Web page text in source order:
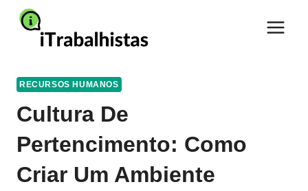
Pular
para
RECURSOS HUMANOS
Cultura De
Pertencimento: Como
Criar Um Ambiente